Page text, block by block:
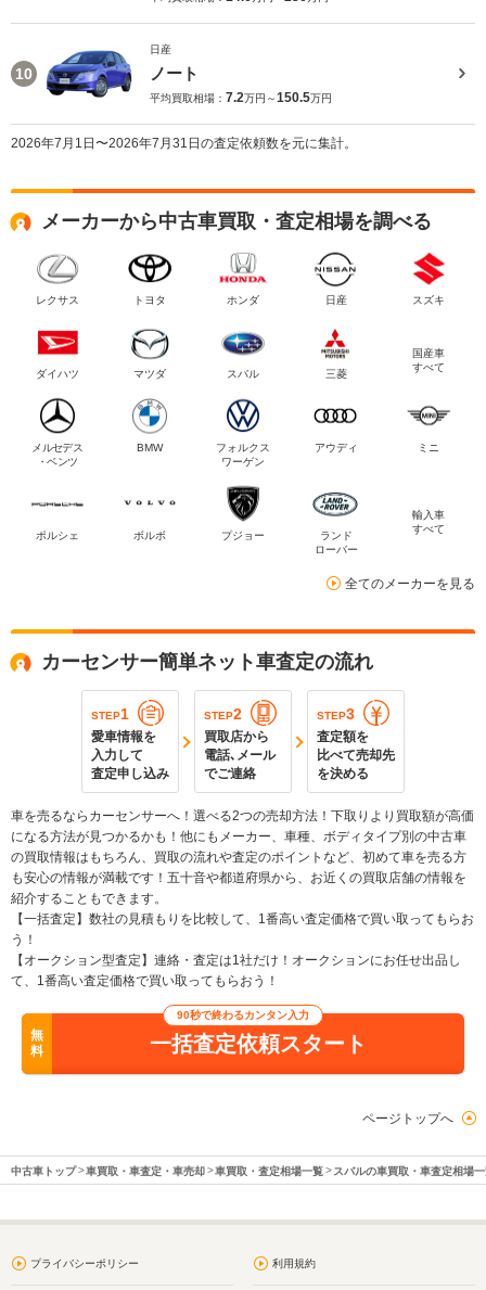
10
日産
ノート
平均買取相場： 7.2万円～150.5万円
2026年7月1日〜2026年7月31日の査定依頼数を元に集計。
メーカーから中古車買取・査定相場を調べる
レクサス トヨタ ホンダ 日産 スズキ
ダイハツ マツダ スバル 三菱
国産車
すべて
メルセデス
・ベンツ
BMW
フォルクス
ワーゲン
アウディ ミニ
ポルシェ ボルボ プジョー
ランド
ローバー
輸入車
すべて
全てのメーカーを見る
カーセンサー簡単ネット車査定の流れ
STEP1
愛車情報を
入力して
査定申し込み
STEP2
買取店から
電話､メール
でご連絡
STEP3
査定額を
比べて売却先
を決める
車を売るならカーセンサーへ！選べる2つの売却方法！下取りより買取額が高価
になる方法が見つかるかも！他にもメーカー、車種、ボディタイプ別の中古車
の買取情報はもちろん、買取の流れや査定のポイントなど、初めて車を売る方
も安心の情報が満載です！五十音や都道府県から、お近くの買取店舗の情報を
紹介することもできます。
【一括査定】数社の見積もりを比較して、1番高い査定価格で買い取ってもらお
う！
【オークション型査定】連絡・査定は1社だけ！オークションにお任せ出品し
て、1番高い査定価格で買い取ってもらおう！
無
料
90秒で終わるカンタン入力
一括査定依頼スタート
ページトップへ
中古車トップ 車買取・車査定・車売却 車買取・査定相場一覧 スバルの車買取・車査定相場
プライバシーポリシー 利用規約